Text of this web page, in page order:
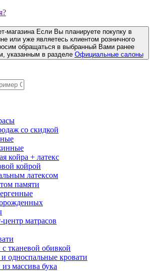
магазина Если Вы планируете покупку в
или уже являетесь клиентом розничного
обращаться в выбранный Вами ранее
указанным в разделе Официальные салоны
со скидкой
койра + латекс
койрой
латексом
памяти
центр матрасов
тканевой обивкой
и односпальные кровати
массива бука